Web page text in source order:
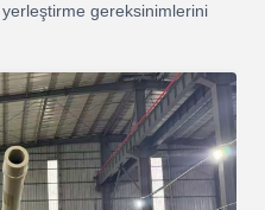
gereksinimlerini